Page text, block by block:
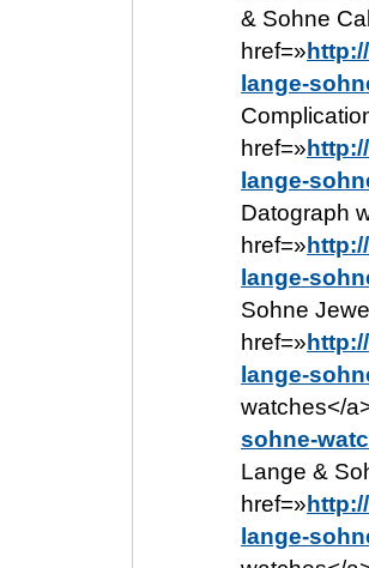
& Sohne
href=»
lange-
href=»
lange-
Datograph
href=»
lange-
Sohne
href=»
lange-
watches</
sohne-
Lange &
href=»
lange-